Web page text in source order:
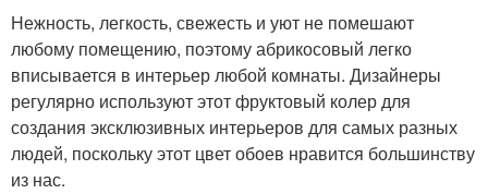
Нежность, легкость, свежесть и уют не помешают
любому помещению, поэтому абрикосовый легко
вписывается в интерьер любой комнаты. Дизайнеры
регулярно используют этот фруктовый колер для
создания эксклюзивных интерьеров для самых разных
людей, поскольку этот цвет обоев нравится большинству
из нас.